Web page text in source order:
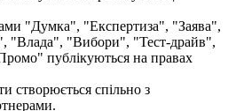
"Думка", "Експертиза", "Заява",
"Влада", "Вибори", "Тест-драйв",
публікуються на правах
створюється спільно з